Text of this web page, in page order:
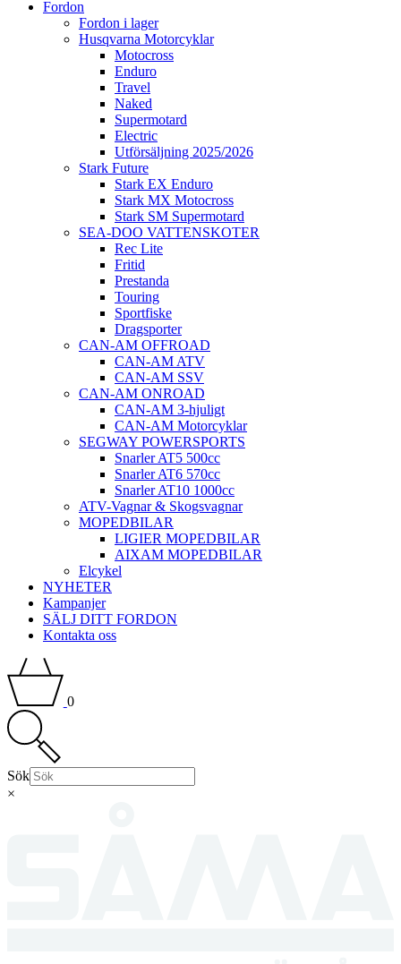
Fordon
Fordon i lager
Husqvarna Motorcyklar
Motocross
Enduro
Travel
Naked
Supermotard
Electric
Utförsäljning 2025/2026
Stark Future
Stark EX Enduro
Stark MX Motocross
Stark SM Supermotard
SEA-DOO VATTENSKOTER
Rec Lite
Fritid
Prestanda
Touring
Sportfiske
Dragsporter
CAN-AM OFFROAD
CAN-AM ATV
CAN-AM SSV
CAN-AM ONROAD
CAN-AM 3-hjuligt
CAN-AM Motorcyklar
SEGWAY POWERSPORTS
Snarler AT5 500cc
Snarler AT6 570cc
Snarler AT10 1000cc
ATV-Vagnar & Skogsvagnar
MOPEDBILAR
LIGIER MOPEDBILAR
AIXAM MOPEDBILAR
Elcykel
NYHETER
Kampanjer
SÄLJ DITT FORDON
Kontakta oss
0
Sök
×